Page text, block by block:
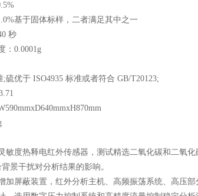
基于固体标样，二者满足其中之一
秒
0.0001g
优于 ISO4935 标准或者符合 GB/T20123;
度热释电红外传感器，测试精选二氧化碳和二氧化
景干扰对分析结果的影响。
屏蔽装置，红外分析主机、高频振荡系统、高压部